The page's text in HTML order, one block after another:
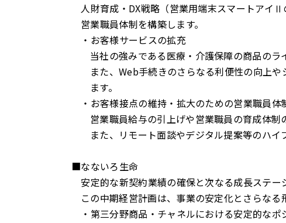
人財育成・DX戦略（営業用端末スマートアイ
営業職員体制を構築します。
・お客様サービスの拡充
当社の強みである医療・介護保障の商品のラ
また、Web手続きのさらなる利便性の向上
ます。
・お客様接点の維持・拡大のための営業職員体
営業職員給与の引上げや営業職員の育成体制
また、リモート面談やデジタル提案等のハ
■なないろ生命
安定的な新契約業績の確保と次なる成長ステー
この中期経営計画は、事業の安定化とさらなる
・第三分野商品・チャネルにおける安定的なポ